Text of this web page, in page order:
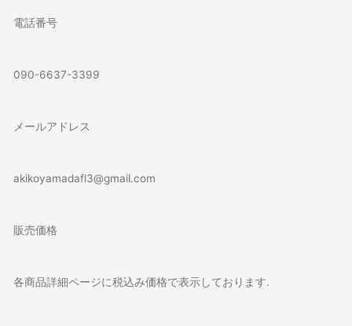
電話番号
090-6637-3399
メールアドレス
akikoyamadafl3@gmail.com
販売価格
各商品詳細ページに税込み価格で表示しております.